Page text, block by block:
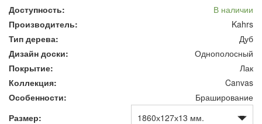
Доступность:
В наличии
Производитель:
Kahrs
Тип дерева:
Дуб
Дизайн доски:
Однополосный
Покрытие:
Лак
Коллекция:
Canvas
Особенности:
Браширование
Размер: